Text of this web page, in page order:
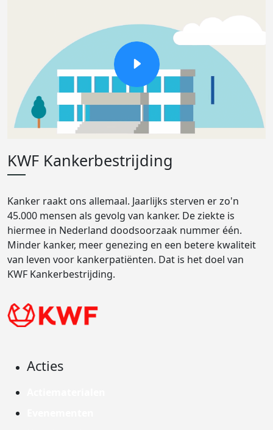
KWF Kankerbestrijding
Kanker raakt ons allemaal. Jaarlijks sterven er zo'n
45.000 mensen als gevolg van kanker. De ziekte is
hiermee in Nederland doodsoorzaak nummer één.
Minder kanker, meer genezing en een betere kwaliteit
van leven voor kankerpatiënten. Dat is het doel van
KWF Kankerbestrijding.
Acties